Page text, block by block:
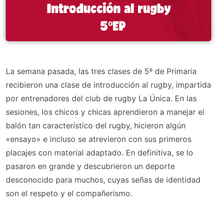
La semana pasada, las tres clases de 5º de Primaria
recibieron una clase de introducción al rugby, impartida
por entrenadores del club de rugby La Única. En las
sesiones, los chicos y chicas aprendieron a manejar el
balón tan característico del rugby, hicieron algún
«ensayo» e incluso se atrevieron con sus primeros
placajes con material adaptado. En definitiva, se lo
pasaron en grande y descubrieron un deporte
desconocido para muchos, cuyas señas de identidad
son el respeto y el compañerismo.